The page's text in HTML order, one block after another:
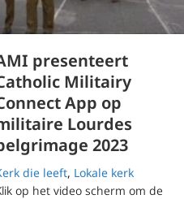
presenteert
Militairy
App op
Lourdes
2023
die leeft, Lokale kerk
op het video scherm om de